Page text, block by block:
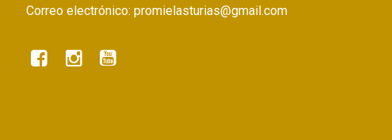
Correo electrónico: promielasturias@gmail.com